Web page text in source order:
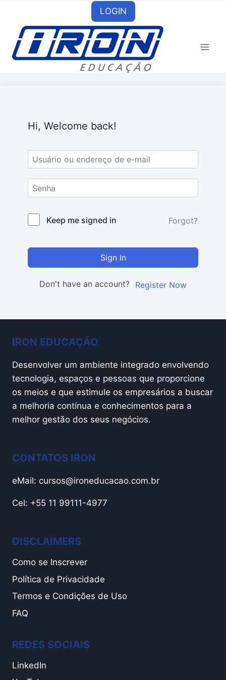
content
LOGIN
Hi, Welcome back!
Keep me signed in Forgot?
Sign In
Don't have an account? Register Now
IRON EDUCAÇÃO
Desenvolver um ambiente integrado envolvendo
tecnologia, espaços e pessoas que proporcione
os meios e que estimule os empresários a buscar
a melhoria contínua e conhecimentos para a
melhor gestão dos seus negócios.
CONTATOS IRON
eMail: cursos@ironeducacao.com.br
Cel: +55 11 99111-4977
DISCLAIMERS
Como se Inscrever
Política de Privacidade
Termos e Condições de Uso
FAQ
REDES SOCIAIS
LinkedIn